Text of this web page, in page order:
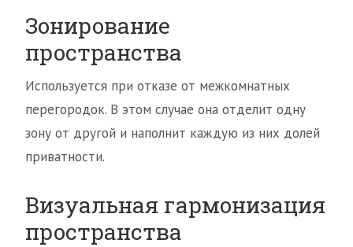
Зонирование
пространства
Используется при отказе от межкомнатных
перегородок. В этом случае она отделит одну
зону от другой и наполнит каждую из них долей
приватности.
Визуальная гармонизация
пространства